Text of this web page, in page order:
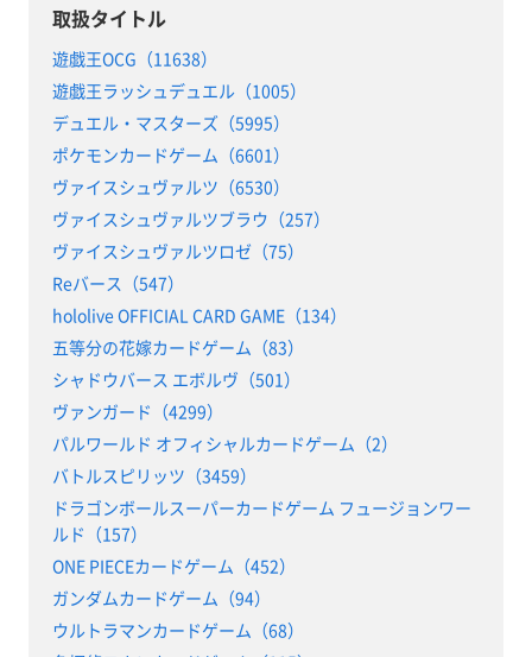
取扱タイトル
遊戯王OCG（11638）
遊戯王ラッシュデュエル（1005）
デュエル・マスターズ（5995）
ポケモンカードゲーム（6601）
ヴァイスシュヴァルツ（6530）
ヴァイスシュヴァルツブラウ（257）
ヴァイスシュヴァルツロゼ（75）
Reバース（547）
hololive OFFICIAL CARD GAME（134）
五等分の花嫁カードゲーム（83）
シャドウバース エボルヴ（501）
ヴァンガード（4299）
パルワールド オフィシャルカードゲーム（2）
バトルスピリッツ（3459）
ドラゴンボールスーパーカードゲーム フュージョンワー
ルド（157）
ONE PIECEカードゲーム（452）
ガンダムカードゲーム（94）
ウルトラマンカードゲーム（68）